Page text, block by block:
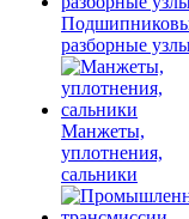
разборные
Манжеты,
уплотнения,
сальники